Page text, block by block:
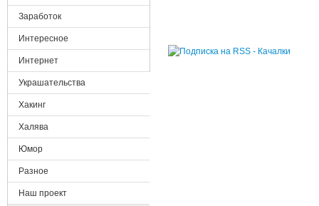
Заработок
Интересное
Интернет
Украшательства
Хакинг
Халява
Юмор
Разное
Наш проект